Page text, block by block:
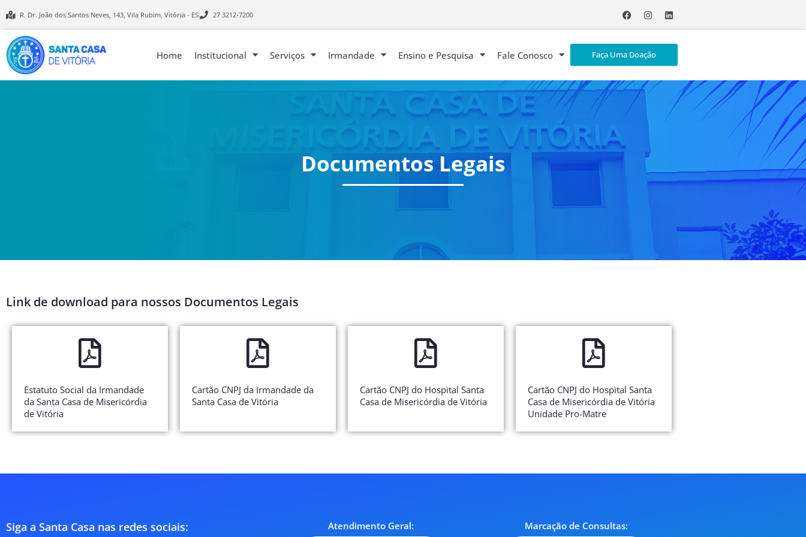
R. Dr. João dos Santos Neves, 143, Vila Rubim, Vitória - ES 27 3212-7200
Home Institucional Serviços Irmandade Ensino e Pesquisa Fale Conosco Faça Uma Doação
Documentos Legais
Link de download para nossos Documentos Legais
Estatuto Social da Irmandade
da Santa Casa de Misericórdia
de Vitória
Cartão CNPJ da Irmandade da
Santa Casa de Vitória
Cartão CNPJ do Hospital Santa
Casa de Misericórdia de Vitória
Cartão CNPJ do Hospital Santa
Casa de Misericórdia de Vitória
Unidade Pro-Matre
Siga a Santa Casa nas redes sociais: Atendimento Geral: Marcação de Consultas: